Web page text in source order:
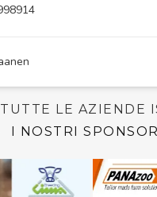
LE AZIENDE
I NOSTRI